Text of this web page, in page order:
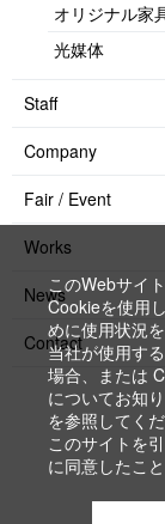
オリジナル家
光媒体
Staff
Company
Fair / Event
Works
News
Contact
このWebサイ
Cookieを使用
めに使用状況
当社が使用す
場合、または
についてお知
を参照してく
このサイトを
に同意したこ